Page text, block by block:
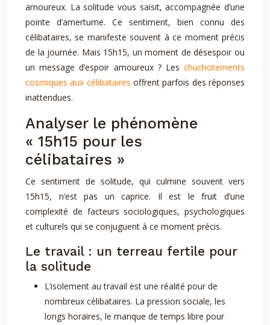
amoureux. La solitude vous saisit, accompagnée d’une
pointe d’amertume. Ce sentiment, bien connu des
célibataires, se manifeste souvent à ce moment précis
de la journée. Mais 15h15, un moment de désespoir ou
un message d’espoir amoureux ? Les chuchotements
cosmiques aux célibataires offrent parfois des réponses
inattendues.
Analyser le phénomène
« 15h15 pour les
célibataires »
Ce sentiment de solitude, qui culmine souvent vers
15h15, n’est pas un caprice. Il est le fruit d’une
complexité de facteurs sociologiques, psychologiques
et culturels qui se conjuguent à ce moment précis.
Le travail : un terreau fertile pour
la solitude
L’isolement au travail est une réalité pour de
nombreux célibataires. La pression sociale, les
longs horaires, le manque de temps libre pour